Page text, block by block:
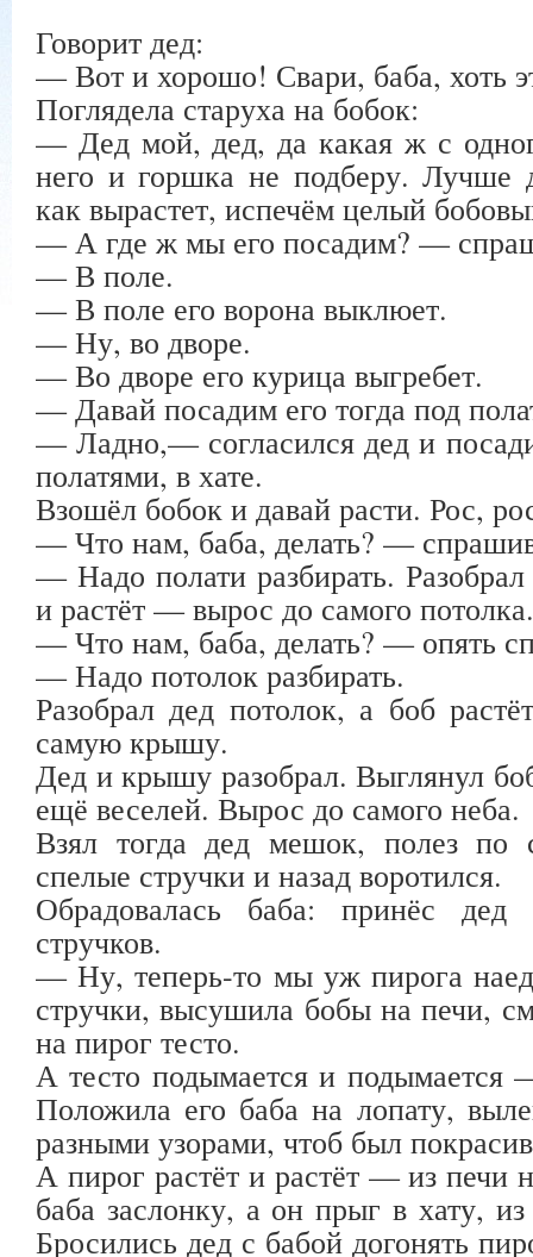
Говорит дед:
— Вот и хорошо! Свари, баба, хоть
Поглядела старуха на бобок:
— Дед мой, дед, да какая ж с
него и горшка не подберу. Лучше
как вырастет, испечём целый
— А где ж мы его посадим? —
— В поле.
— В поле его ворона выклюет.
— Ну, во дворе.
— Во дворе его курица выгребет.
— Давай посадим его тогда под
— Ладно,— согласился дед и
полатями, в хате.
Взошёл бобок и давай расти. Рос,
— Что нам, баба, делать? —
— Надо полати разбирать.
и растёт — вырос до самого потолка.
— Что нам, баба, делать? — опять
— Надо потолок разбирать.
Разобрал дед потолок, а боб
самую крышу.
Дед и крышу разобрал. Выглянул
ещё веселей. Вырос до самого неба.
Взял тогда дед мешок, полез по
спелые стручки и назад воротился.
Обрадовалась баба: принёс
стручков.
— Ну, теперь-то мы уж пирога
стручки, высушила бобы на печи,
на пирог тесто.
А тесто подымается и подымается
Положила его баба на лопату,
разными узорами, чтоб был
А пирог растёт и растёт — из печи
баба заслонку, а он прыг в хату,
Бросились дед с бабой догонять